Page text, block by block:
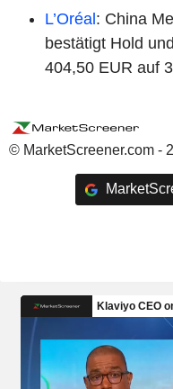
L’Oréal: China
bestätigt Hold
404,50 EUR auf
© MarketScreener.com -